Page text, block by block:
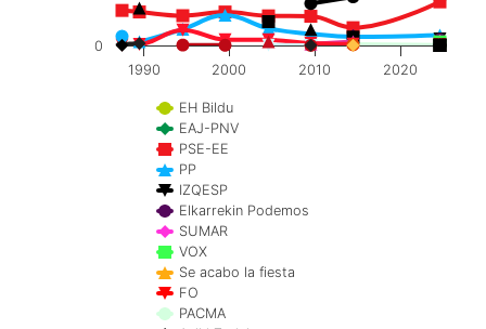
EH Bildu
EAJ-PNV
PSE-EE
PP
IZQESP
Elkarrekin Podemos
SUMAR
VOX
Se acabo la fiesta
FO
PACMA
1990 2000 2010 2020
0